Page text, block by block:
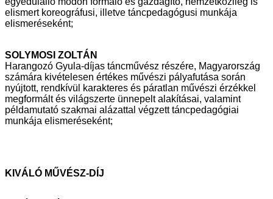
elismert koreográfusi, illetve táncpedagógusi munkája
elismeréseként;
SOLYMOSI ZOLTÁN
Harangozó Gyula-díjas táncművész részére, Magyarország
számára kivételesen értékes művészi pályafutása során
nyújtott, rendkívül karakteres és páratlan művészi érzékkel
megformált és világszerte ünnepelt alakításai, valamint
példamutató szakmai alázattal végzett táncpedagógiai
munkája elismeréseként;
KIVÁLÓ MŰVÉSZ-DÍJ